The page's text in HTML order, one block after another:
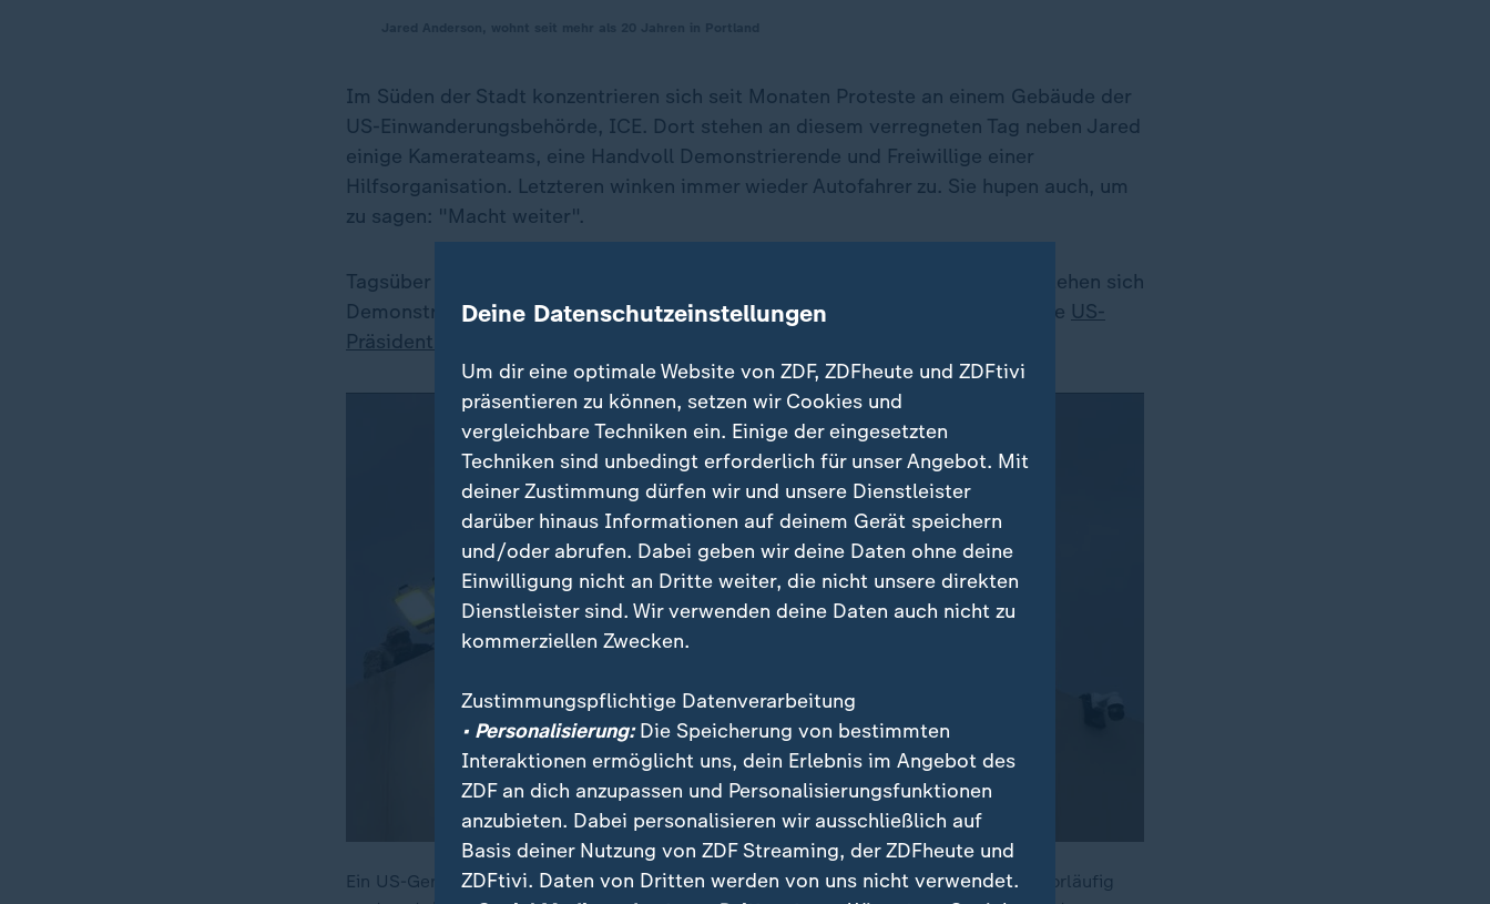
Im Süden der Stadt konzentrieren sich seit Monaten Proteste an einem Gebäude der
US-Einwanderungsbehörde, ICE. Dort stehen an diesem verregneten Tag neben Jared
einige Kamerateams, eine Handvoll Demonstrierende und Freiwillige einer
Hilfsorganisation. Letzteren winken immer wieder Autofahrer zu. Sie hupen auch, um
zu sagen: "Macht weiter".
Tagsüber passiert mehr nicht. Abends kochen die Spannungen hoch. Dann stehen sich
Demonstrierende und ICE-Agenten gegenüber. Dann entstehen die Bilder, die US-
Präsident Donald Trump
Ein US-Gericht hat den von Trump geplanten Einsatz der Nationalgarde in Portland vorläufig
Deine Datenschutzeinstellungen
Um dir eine optimale Website von ZDF, ZDFheute und ZDFtivi
präsentieren zu können, setzen wir Cookies und
vergleichbare Techniken ein. Einige der eingesetzten
Techniken sind unbedingt erforderlich für unser Angebot. Mit
deiner Zustimmung dürfen wir und unsere Dienstleister
darüber hinaus Informationen auf deinem Gerät speichern
und/oder abrufen. Dabei geben wir deine Daten ohne deine
Einwilligung nicht an Dritte weiter, die nicht unsere direkten
Dienstleister sind. Wir verwenden deine Daten auch nicht zu
kommerziellen Zwecken.
Zustimmungspflichtige Datenverarbeitung
• Personalisierung:Die Speicherung von bestimmten
Interaktionen ermöglicht uns, dein Erlebnis im Angebot des
ZDF an dich anzupassen und Personalisierungsfunktionen
anzubieten. Dabei personalisieren wir ausschließlich auf
Basis deiner Nutzung von ZDF Streaming, der ZDFheute und
ZDFtivi. Daten von Dritten werden von uns nicht verwendet.